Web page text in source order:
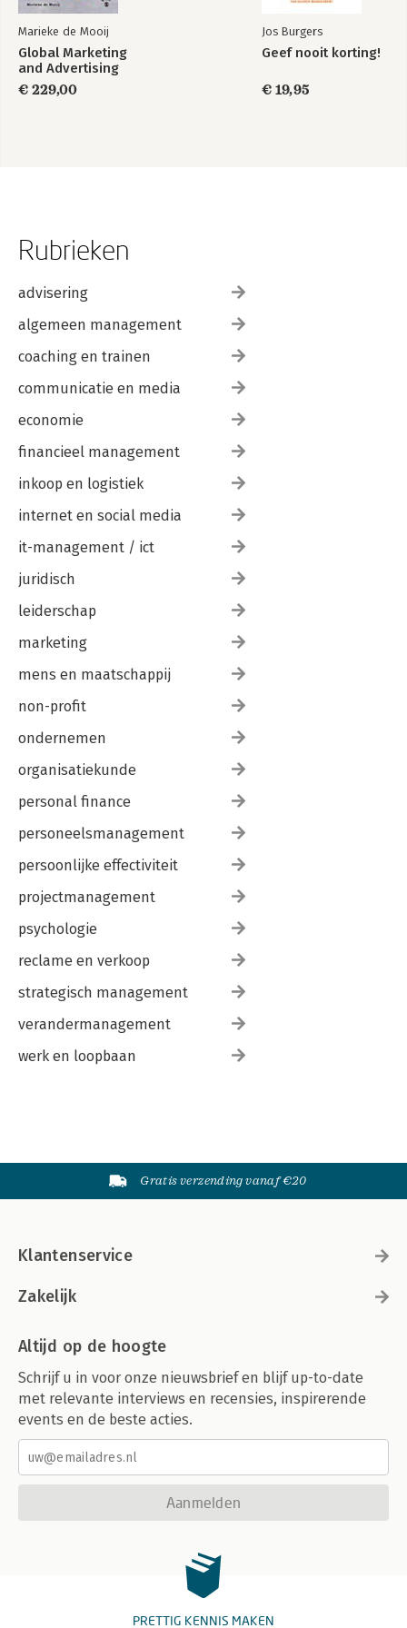
- Een nieuwe evaluatietest
Appendix B - Afsluiten-attitudeschaal
Marieke de Mooij
Global Marketing
and Advertising
€ 229,00
Jos Burgers
Geef nooit korting!
€ 19,95
Rubrieken
advisering
algemeen management
coaching en trainen
communicatie en media
economie
financieel management
inkoop en logistiek
internet en social media
it-management / ict
juridisch
leiderschap
marketing
mens en maatschappij
non-profit
ondernemen
organisatiekunde
personal finance
personeelsmanagement
persoonlijke effectiviteit
projectmanagement
psychologie
reclame en verkoop
strategisch management
verandermanagement
werk en loopbaan
Gratis verzending vanaf €20
Klantenservice
Zakelijk
Altijd op de hoogte
Schrijf u in voor onze nieuwsbrief en blijf up-to-date
met relevante interviews en recensies, inspirerende
events en de beste acties.
Aanmelden
PRETTIG KENNIS MAKEN